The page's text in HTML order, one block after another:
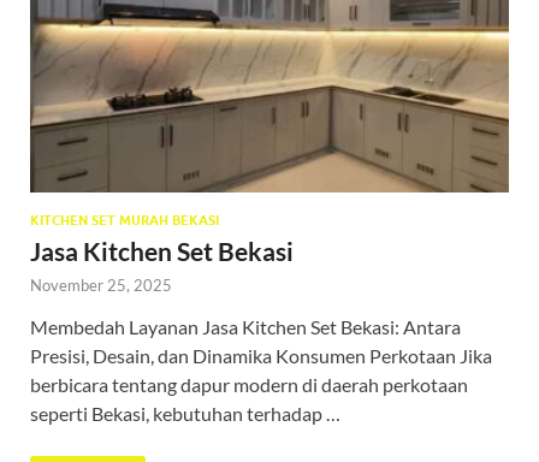
KITCHEN SET MURAH BEKASI
Jasa Kitchen Set Bekasi
November 25, 2025
Membedah Layanan Jasa Kitchen Set Bekasi: Antara
Presisi, Desain, dan Dinamika Konsumen Perkotaan Jika
berbicara tentang dapur modern di daerah perkotaan
seperti Bekasi, kebutuhan terhadap …